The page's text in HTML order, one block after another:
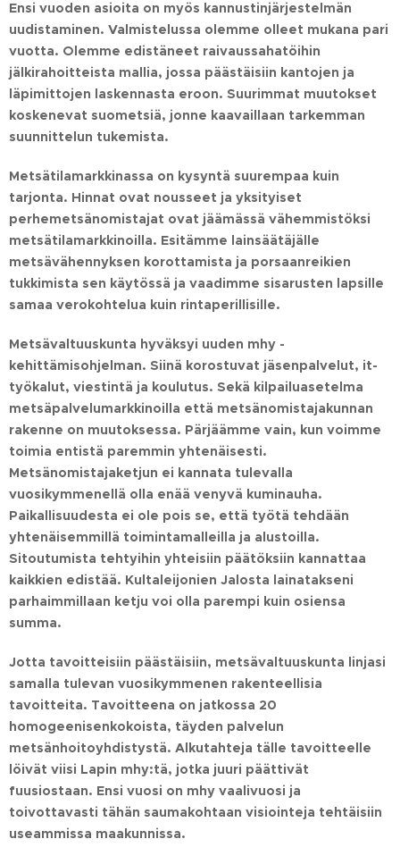
Ensi vuoden asioita on myös kannustinjärjestelmän
uudistaminen. Valmistelussa olemme olleet mukana pari
vuotta. Olemme edistäneet raivaussahatöihin
jälkirahoitteista mallia, jossa päästäisiin kantojen ja
läpimittojen laskennasta eroon. Suurimmat muutokset
koskenevat suometsiä, jonne kaavaillaan tarkemman
suunnittelun tukemista.
Metsätilamarkkinassa on kysyntä suurempaa kuin
tarjonta. Hinnat ovat nousseet ja yksityiset
perhemetsänomistajat ovat jäämässä vähemmistöksi
metsätilamarkkinoilla. Esitämme lainsäätäjälle
metsävähennyksen korottamista ja porsaanreikien
tukkimista sen käytössä ja vaadimme sisarusten lapsille
samaa verokohtelua kuin rintaperillisille.
Metsävaltuuskunta hyväksyi uuden mhy -
kehittämisohjelman. Siinä korostuvat jäsenpalvelut, it-
työkalut, viestintä ja koulutus. Sekä kilpailuasetelma
metsäpalvelumarkkinoilla että metsänomistajakunnan
rakenne on muutoksessa. Pärjäämme vain, kun voimme
toimia entistä paremmin yhtenäisesti.
Metsänomistajaketjun ei kannata tulevalla
vuosikymmenellä olla enää venyvä kuminauha.
Paikallisuudesta ei ole pois se, että työtä tehdään
yhtenäisemmillä toimintamalleilla ja alustoilla.
Sitoutumista tehtyihin yhteisiin päätöksiin kannattaa
kaikkien edistää. Kultaleijonien Jalosta lainatakseni
parhaimmillaan ketju voi olla parempi kuin osiensa
summa.
Jotta tavoitteisiin päästäisiin, metsävaltuuskunta linjasi
samalla tulevan vuosikymmenen rakenteellisia
tavoitteita. Tavoitteena on jatkossa 20
homogeenisenkokoista, täyden palvelun
metsänhoitoyhdistystä. Alkutahteja tälle tavoitteelle
löivät viisi Lapin mhy:tä, jotka juuri päättivät
fuusiostaan. Ensi vuosi on mhy vaalivuosi ja
toivottavasti tähän saumakohtaan visiointeja tehtäisiin
useammissa maakunnissa.